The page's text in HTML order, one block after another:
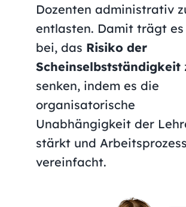
Dozenten administrativ
entlasten. Damit trägt es
bei, das Risiko der
Scheinselbstständigkeit
senken, indem es die
organisatorische
Unabhängigkeit der
stärkt und
vereinfacht.